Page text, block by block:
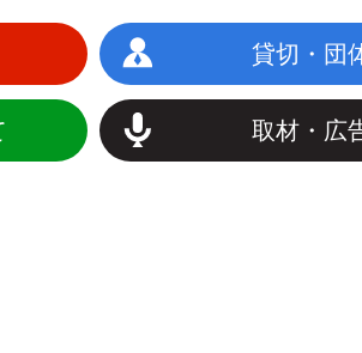
貸切・団
取材・広